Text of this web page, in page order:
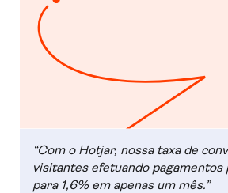
“Com o Hotjar, nossa taxa de
visitantes efetuando pagamentos
para 1,6% em apenas um mês.”